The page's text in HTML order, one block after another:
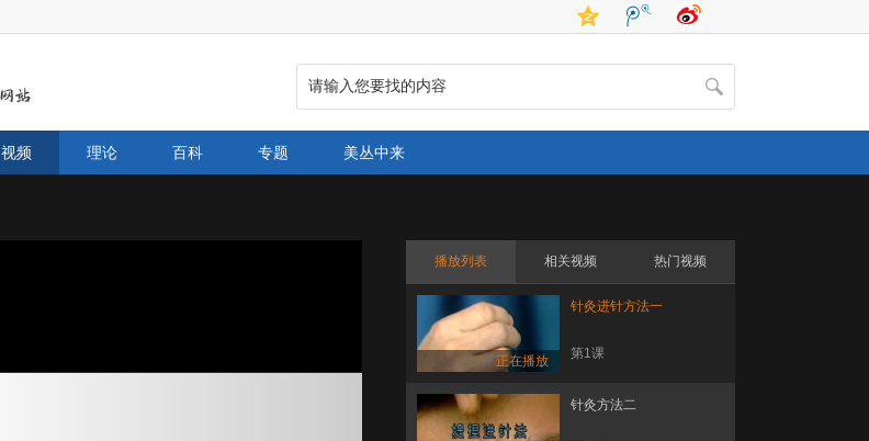
视频 理论 百科 专题 美丛中来
播放列表 相关视频 热门视频
正在播放
针灸进针方法一
第1课
针灸方法二